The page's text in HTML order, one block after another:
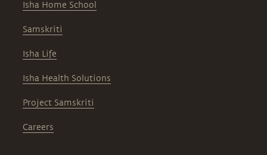
Isha Home School
Samskriti
Isha Life
Isha Health Solutions
Project Samskriti
Careers